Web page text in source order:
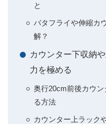
と
バタフライや伸縮カ
解？
カウンター下収納
力を極める
奥行20cm前後カウ
る方法
カウンター上ラック